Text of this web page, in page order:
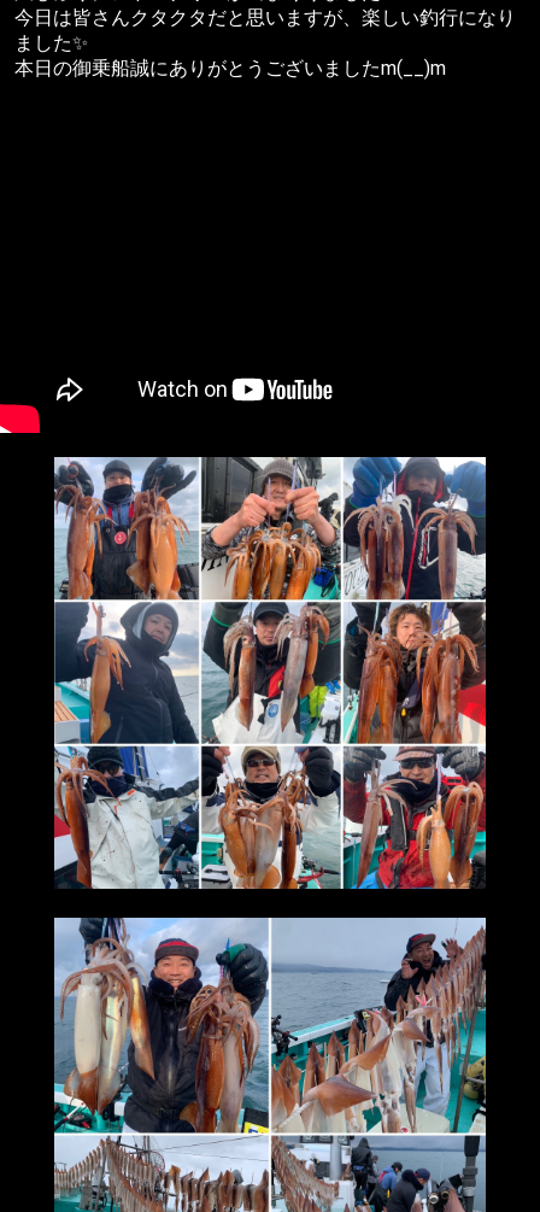
今日は皆さんクタクタだと思いますが、楽しい釣行になり
ました✨
本日の御乗船誠にありがとうございましたm(__)m